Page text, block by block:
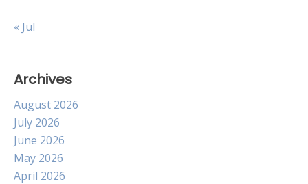
« Jul
Archives
August 2026
July 2026
June 2026
May 2026
April 2026